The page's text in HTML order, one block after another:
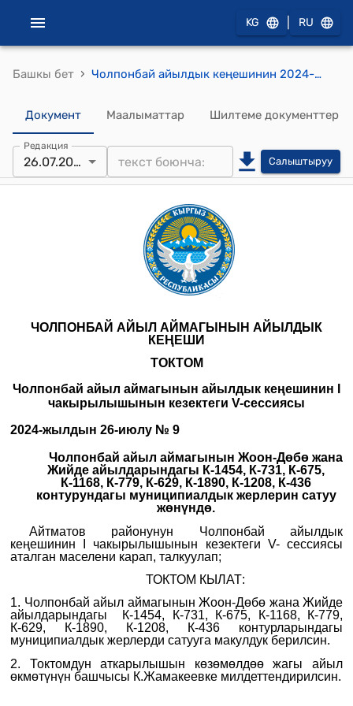
KG RU
Башкы бет › Чолпонбай айылдык кеңешинин 2024-жылдын 26-июлундагы № 9 "Чолпонбай айыл аймагынын Жоон-Дөбө жана Жийде айылдарындагы К-1454, К-731, К-675, К-1168, К-779, К-629, К-1890, К-1208, К-436 контурундагы муниципиалдык жерлерин сатуу жөнүндө" токтому
Документ Маалыматтар Шилтеме документтер
Редакция
26.07.2024 Салыштыруу